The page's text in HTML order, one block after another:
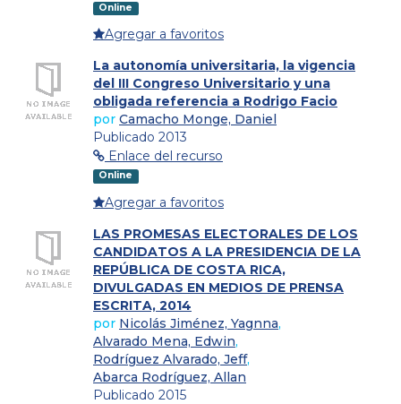
Online
Agregar a favoritos
La autonomía universitaria, la vigencia
del III Congreso Universitario y una
obligada referencia a Rodrigo Facio
por Camacho Monge, Daniel
Publicado 2013
Enlace del recurso
Online
Agregar a favoritos
LAS PROMESAS ELECTORALES DE LOS
CANDIDATOS A LA PRESIDENCIA DE LA
REPÚBLICA DE COSTA RICA,
DIVULGADAS EN MEDIOS DE PRENSA
ESCRITA, 2014
por Nicolás Jiménez, Yagnna,
Alvarado Mena, Edwin,
Rodríguez Alvarado, Jeff,
Abarca Rodríguez, Allan
Publicado 2015